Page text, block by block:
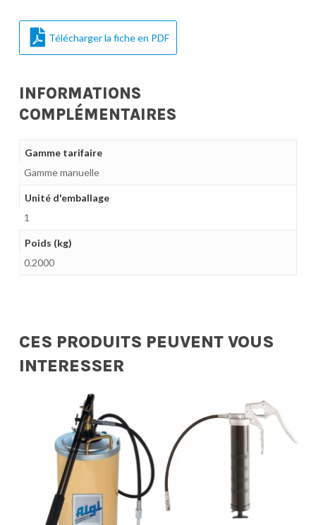
Télécharger la fiche en PDF
INFORMATIONS
COMPLÉMENTAIRES
Gamme tarifaire
Gamme manuelle
Unité d'emballage
1
Poids (kg)
0.2000
CES PRODUITS PEUVENT VOUS
INTERESSER